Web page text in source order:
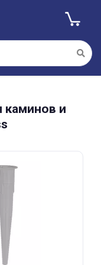
каминов и